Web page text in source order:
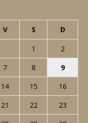
V S D
1
2
7 8
9
14 15
16
21 22
23